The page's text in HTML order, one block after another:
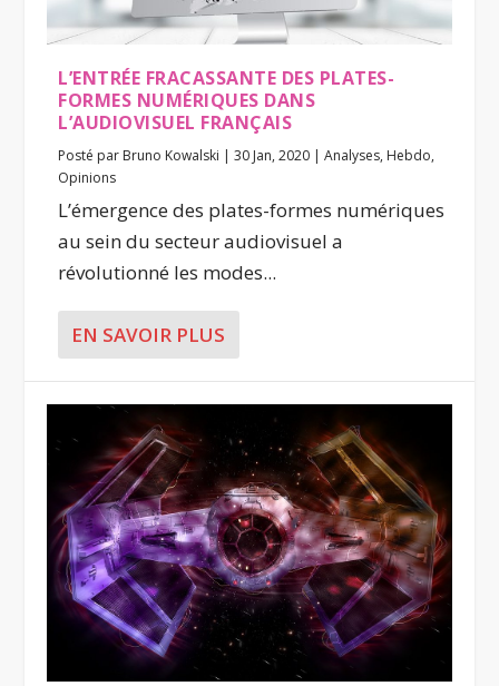
L’ENTRÉE FRACASSANTE DES PLATES-
FORMES NUMÉRIQUES DANS
L’AUDIOVISUEL FRANÇAIS
Posté par Bruno Kowalski |30 Jan, 2020 |Analyses, Hebdo,
Opinions
L’émergence des plates-formes numériques
au sein du secteur audiovisuel a
révolutionné les modes...
EN SAVOIR PLUS